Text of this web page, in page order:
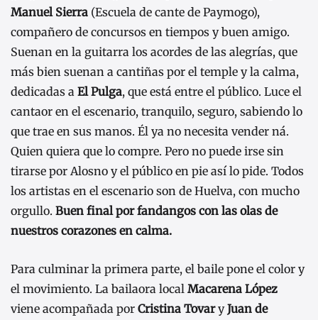
Manuel Sierra (Escuela de cante de Paymogo),
compañero de concursos en tiempos y buen amigo.
Suenan en la guitarra los acordes de las alegrías, que
más bien suenan a cantiñas por el temple y la calma,
dedicadas a El Pulga, que está entre el público. Luce el
cantaor en el escenario, tranquilo, seguro, sabiendo lo
que trae en sus manos. Él ya no necesita vender ná.
Quien quiera que lo compre. Pero no puede irse sin
tirarse por Alosno y el público en pie así lo pide. Todos
los artistas en el escenario son de Huelva, con mucho
orgullo. Buen final por fandangos con las olas de
nuestros corazones en calma.
Para culminar la primera parte, el baile pone el color y
el movimiento. La bailaora local Macarena López
viene acompañada por Cristina TovaryJuan de